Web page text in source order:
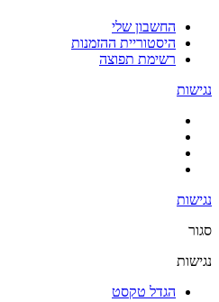
החשבון שלי
היסטוריית ההזמנות
רשימת תפוצה
נגישות
נגישות
סגור
נגישות
הגדל טקסט